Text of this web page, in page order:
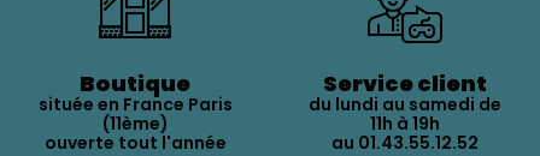
Boutique
située en France Paris
(11ème)
ouverte tout l'année
Service client
du lundi au samedi de
11h à 19h
au 01.43.55.12.52